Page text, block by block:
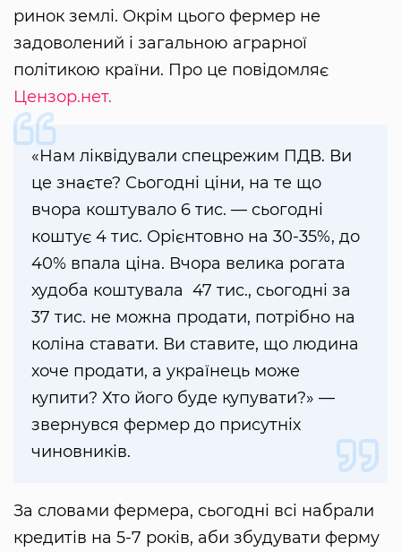
ринок землі. Окрім цього фермер не
задоволений і загальною аграрної
політикою країни. Про це повідомляє
Цензор.нет.
«Нам ліквідували спецрежим ПДВ. Ви
це знаєте? Сьогодні ціни, на те що
вчора коштувало 6 тис. — сьогодні
коштує 4 тис. Орієнтовно на 30-35%, до
40% впала ціна. Вчора велика рогата
худоба коштувала 47 тис., сьогодні за
37 тис. не можна продати, потрібно на
коліна ставати. Ви ставите, що людина
хоче продати, а українець може
купити? Хто його буде купувати?» —
звернувся фермер до присутніх
чиновників.
За словами фермера, сьогодні всі набрали
кредитів на 5-7 років, аби збудувати ферму